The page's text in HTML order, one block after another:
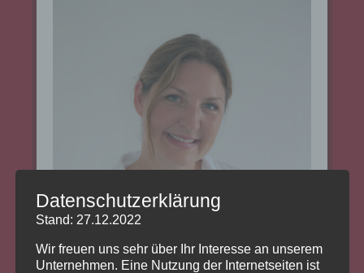
Datenschutzerklärung
Stand: 27.12.2022
Wir freuen uns sehr über Ihr Interesse an unserem
Unternehmen. Eine Nutzung der Internetseiten ist